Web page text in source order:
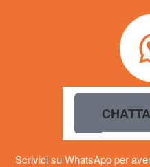
Scrivici su WhatsApp per